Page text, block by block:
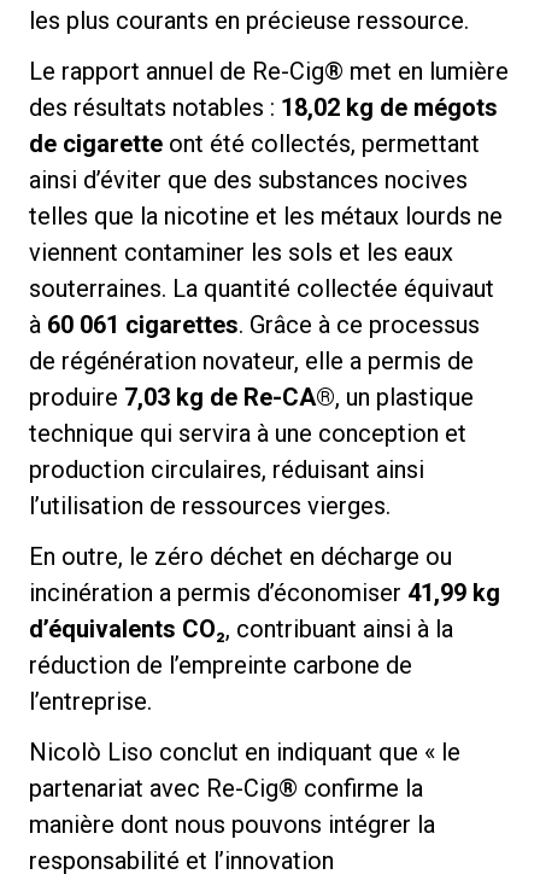
les plus courants en précieuse ressource.
Le rapport annuel de Re-Cig® met en lumière
des résultats notables : 18,02 kg de mégots
de cigarette ont été collectés, permettant
ainsi d’éviter que des substances nocives
telles que la nicotine et les métaux lourds ne
viennent contaminer les sols et les eaux
souterraines. La quantité collectée équivaut
à 60 061 cigarettes. Grâce à ce processus
de régénération novateur, elle a permis de
produire 7,03 kg de Re-CA®, un plastique
technique qui servira à une conception et
production circulaires, réduisant ainsi
l’utilisation de ressources vierges.
En outre, le zéro déchet en décharge ou
incinération a permis d’économiser 41,99 kg
d’équivalents CO₂, contribuant ainsi à la
réduction de l’empreinte carbone de
l’entreprise.
Nicolò Liso conclut en indiquant que « le
partenariat avec Re-Cig® confirme la
manière dont nous pouvons intégrer la
responsabilité et l’innovation
Politique de confidentialité